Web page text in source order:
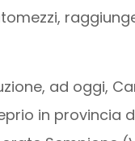
ad oggi,
in provincia